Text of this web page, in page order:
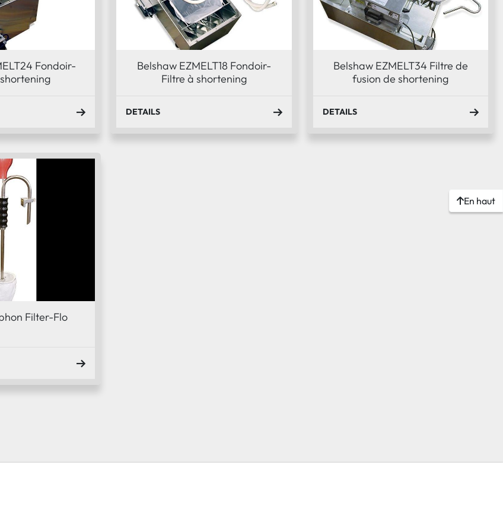
Fondoir-
Belshaw EZMELT18 Fondoir-
Filtre à shortening
DETAILS
Belshaw EZMELT34 Filtre de
fusion de shortening
DETAILS
Filter-Flo
En haut